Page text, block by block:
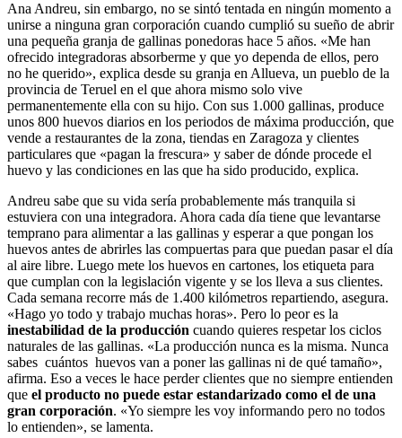
Ana Andreu, sin embargo, no se sintó tentada en ningún momento a
unirse a ninguna gran corporación cuando cumplió su sueño de abrir
una pequeña granja de gallinas ponedoras hace 5 años. «Me han
ofrecido integradoras absorberme y que yo dependa de ellos, pero
no he querido», explica desde su granja en Allueva, un pueblo de la
provincia de Teruel en el que ahora mismo solo vive
permanentemente ella con su hijo. Con sus 1.000 gallinas, produce
unos 800 huevos diarios en los periodos de máxima producción, que
vende a restaurantes de la zona, tiendas en Zaragoza y clientes
particulares que «pagan la frescura» y saber de dónde procede el
huevo y las condiciones en las que ha sido producido, explica.
Andreu sabe que su vida sería probablemente más tranquila si
estuviera con una integradora. Ahora cada día tiene que levantarse
temprano para alimentar a las gallinas y esperar a que pongan los
huevos antes de abrirles las compuertas para que puedan pasar el día
al aire libre. Luego mete los huevos en cartones, los etiqueta para
que cumplan con la legislación vigente y se los lleva a sus clientes.
Cada semana recorre más de 1.400 kilómetros repartiendo, asegura.
«Hago yo todo y trabajo muchas horas». Pero lo peor es la
inestabilidad de la producción cuando quieres respetar los ciclos
naturales de las gallinas. «La producción nunca es la misma. Nunca
sabes cuántos huevos van a poner las gallinas ni de qué tamaño»,
afirma. Eso a veces le hace perder clientes que no siempre entienden
que el producto no puede estar estandarizado como el de una
gran corporación. «Yo siempre les voy informando pero no todos
lo entienden», se lamenta.